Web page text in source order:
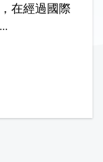
在經過國際
(Robot Arm)